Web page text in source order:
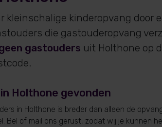
kleinschalige kinderopvang door
die gastouderopvang
gastouders uit Holthone op
Holthone gevonden
in Holthone is breder dan alleen de
Bel of mail ons gerust, zodat wij je kunnen